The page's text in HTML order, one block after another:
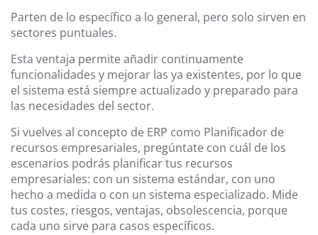
Parten de lo específico a lo general, pero solo sirven en
sectores puntuales.
Esta ventaja permite añadir continuamente
funcionalidades y mejorar las ya existentes, por lo que
el sistema está siempre actualizado y preparado para
las necesidades del sector.
Si vuelves al concepto de ERP como Planificador de
recursos empresariales, pregúntate con cuál de los
escenarios podrás planificar tus recursos
empresariales: con un sistema estándar, con uno
hecho a medida o con un sistema especializado. Mide
tus costes, riesgos, ventajas, obsolescencia, porque
cada uno sirve para casos específicos.